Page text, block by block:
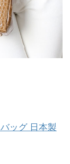
ッグ 日本製